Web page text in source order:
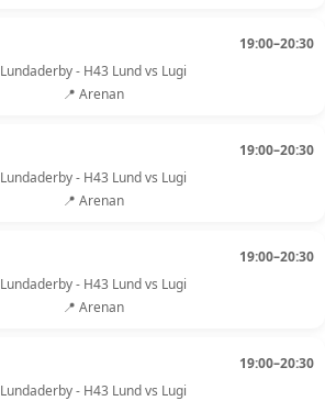
19:00–20:30
Lundaderby - H43 Lund vs Lugi
📍 Arenan
19:00–20:30
Lundaderby - H43 Lund vs Lugi
📍 Arenan
19:00–20:30
Lundaderby - H43 Lund vs Lugi
📍 Arenan
19:00–20:30
Lundaderby - H43 Lund vs Lugi